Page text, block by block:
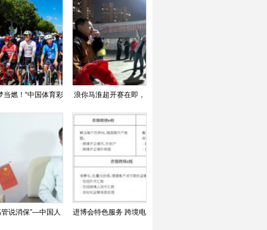
当燃！“中国体育彩
杯”2024年海南省
浪你马淮超开赛在即，
淮安区队蓄力备战
管说消保”—中国人 进博会特色服务 跨境电